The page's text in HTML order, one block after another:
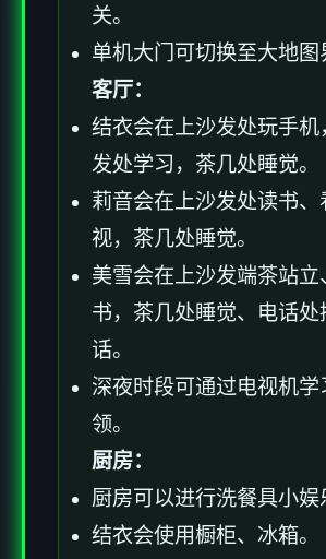
关。
单机大门可切换至大地图
客厅：
结衣会在上沙发处玩手机
发处学习，茶几处睡觉。
莉音会在上沙发处读书、
视，茶几处睡觉。
美雪会在上沙发端茶站立
书，茶几处睡觉、电话处
话。
深夜时段可通过电视机学
领。
厨房：
厨房可以进行洗餐具小娱
结衣会使用橱柜、冰箱。